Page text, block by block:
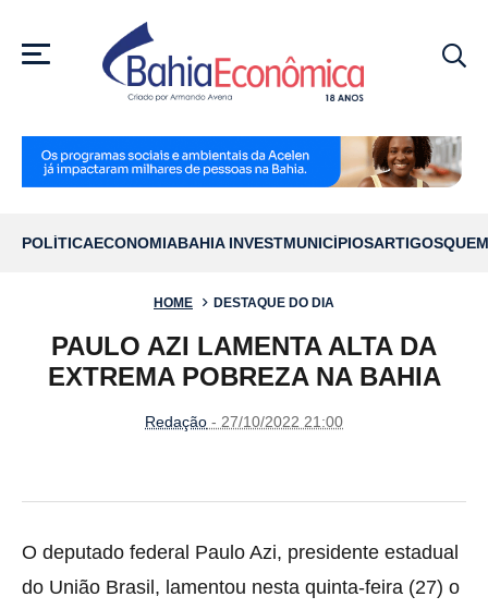
MENU
POLÍTICAECONOMIABAHIA INVESTMUNICÍPIOSARTIGOS
HOME DESTAQUE DO DIA
PAULO AZI LAMENTA ALTA DA
EXTREMA POBREZA NA BAHIA
Redação - 27/10/2022 21:00
O deputado federal Paulo Azi, presidente estadual
do União Brasil, lamentou nesta quinta-feira (27) o